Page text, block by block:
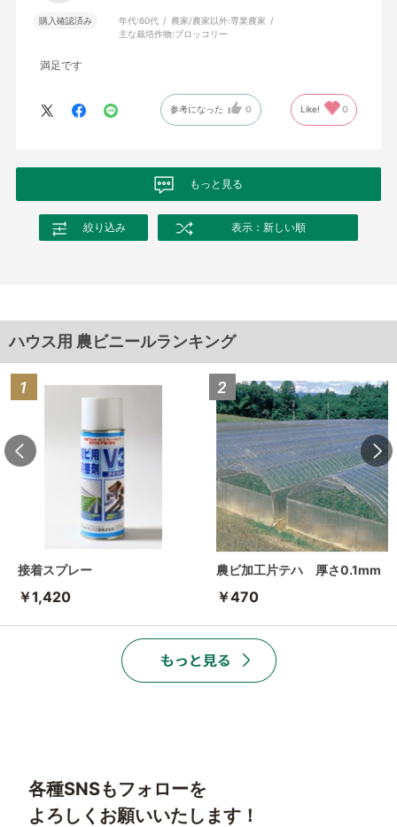
購入確認済み 年代:60代 農家/農家以外:専業農家
主な栽培作物:ブロッコリー
満足です
参考になった 0 Like! 0
もっと見る
絞り込み 表示：新しい順
ハウス用 農ビニールランキング
接着スプレー
￥1,420
農ビ加工片テハ 厚さ0.1mm
￥470
各種SNSもフォローを
よろしくお願いいたします！